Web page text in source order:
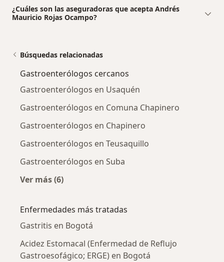
¿Cuáles son las aseguradoras que acepta Andrés
Mauricio Rojas Ocampo?
Búsquedas relacionadas
Gastroenterólogos cercanos
Gastroenterólogos en Usaquén
Gastroenterólogos en Comuna Chapinero
Gastroenterólogos en Chapinero
Gastroenterólogos en Teusaquillo
Gastroenterólogos en Suba
Ver más (6)
Enfermedades más tratadas
Gastritis en Bogotá
Acidez Estomacal (Enfermedad de Reflujo
Gastroesofágico; ERGE) en Bogotá